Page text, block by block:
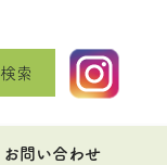
検索
お問い合わせ